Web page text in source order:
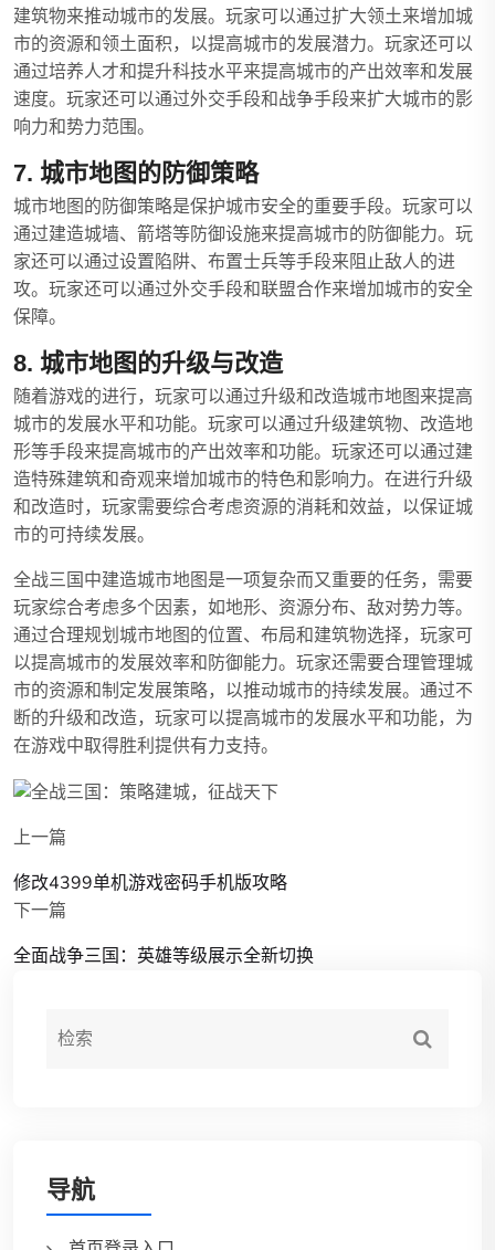
建筑物来推动城市的发展。玩家可以通过扩大领土来增加城
市的资源和领土面积，以提高城市的发展潜力。玩家还可以
通过培养人才和提升科技水平来提高城市的产出效率和发展
速度。玩家还可以通过外交手段和战争手段来扩大城市的影
响力和势力范围。
7. 城市地图的防御策略
城市地图的防御策略是保护城市安全的重要手段。玩家可以
通过建造城墙、箭塔等防御设施来提高城市的防御能力。玩
家还可以通过设置陷阱、布置士兵等手段来阻止敌人的进
攻。玩家还可以通过外交手段和联盟合作来增加城市的安全
保障。
8. 城市地图的升级与改造
随着游戏的进行，玩家可以通过升级和改造城市地图来提高
城市的发展水平和功能。玩家可以通过升级建筑物、改造地
形等手段来提高城市的产出效率和功能。玩家还可以通过建
造特殊建筑和奇观来增加城市的特色和影响力。在进行升级
和改造时，玩家需要综合考虑资源的消耗和效益，以保证城
市的可持续发展。
全战三国中建造城市地图是一项复杂而又重要的任务，需要
玩家综合考虑多个因素，如地形、资源分布、敌对势力等。
通过合理规划城市地图的位置、布局和建筑物选择，玩家可
以提高城市的发展效率和防御能力。玩家还需要合理管理城
市的资源和制定发展策略，以推动城市的持续发展。通过不
断的升级和改造，玩家可以提高城市的发展水平和功能，为
在游戏中取得胜利提供有力支持。
上一篇
修改4399单机游戏密码手机版攻略
下一篇
全面战争三国：英雄等级展示全新切换
导航